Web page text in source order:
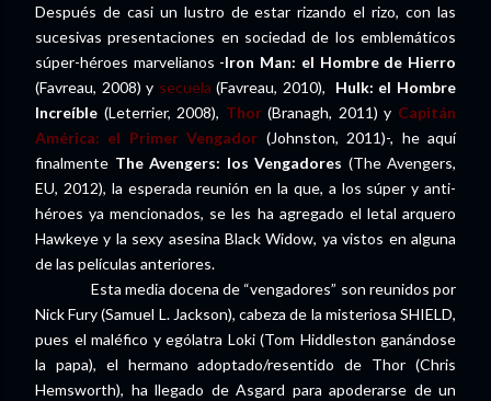
Después de casi un lustro de estar rizando el rizo, con las
sucesivas presentaciones en sociedad de los emblemáticos
súper-héroes marvelianos -Iron Man: el Hombre de Hierro
(Favreau, 2008) y secuela (Favreau, 2010), Hulk: el Hombre
Increíble (Leterrier, 2008), Thor(Branagh, 2011) y Capitán
América: el Primer Vengador (Johnston, 2011)-, he aquí
finalmente The Avengers: los Vengadores (The Avengers,
EU, 2012), la esperada reunión en la que, a los súper y anti-
héroes ya mencionados, se les ha agregado el letal arquero
Hawkeye y la sexy asesina Black Widow, ya vistos en alguna
de las películas anteriores.
Esta media docena de “vengadores” son reunidos por
Nick Fury (Samuel L. Jackson), cabeza de la misteriosa SHIELD,
pues el maléfico y ególatra Loki (Tom Hiddleston ganándose
la papa), el hermano adoptado/resentido de Thor (Chris
Hemsworth), ha llegado de Asgard para apoderarse de un